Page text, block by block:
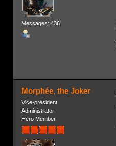
Messages: 436
Morphée, the Joker
Vice-président
Administrator
Hero Member